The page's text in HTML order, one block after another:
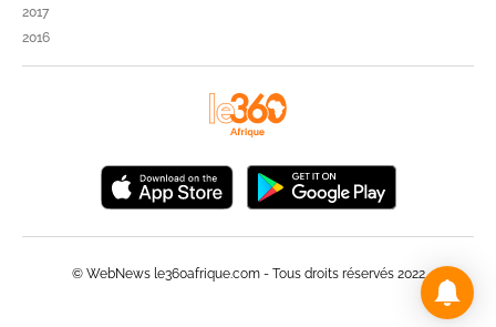
2017
2016
© WebNews le360afrique.com - Tous droits réservés 2022